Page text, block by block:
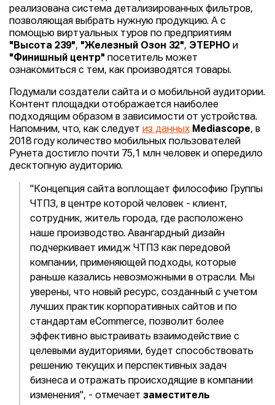
реализована система детализированных фильтров,
позволяющая выбрать нужную продукцию. А с
помощью виртуальных туров по предприятиям
"Высота 239", "Железный Озон 32", ЭТЕРНО и
"Финишный центр" посетитель может
ознакомиться с тем, как производятся товары.
Подумали создатели сайта и о мобильной аудитории.
Контент площадки отображается наиболее
подходящим образом в зависимости от устройства.
Напомним, что, как следует из данных Mediascope, в
2018 году количество мобильных пользователей
Рунета достигло почти 75,1 млн человек и опередило
десктопную аудиторию.
"Концепция сайта воплощает философию Группы
ЧТПЗ, в центре которой человек - клиент,
сотрудник, житель города, где расположено
наше производство. Авангардный дизайн
подчеркивает имидж ЧТПЗ как передовой
компании, применяющей подходы, которые
раньше казались невозможными в отрасли. Мы
уверены, что новый ресурс, созданный с учетом
лучших практик корпоративных сайтов и по
стандартам eСommerce, позволит более
эффективно выстраивать взаимодействие с
целевыми аудиториями, будет способствовать
решению текущих и перспективных задач
бизнеса и отражать происходящие в компании
изменения", - отмечает заместитель